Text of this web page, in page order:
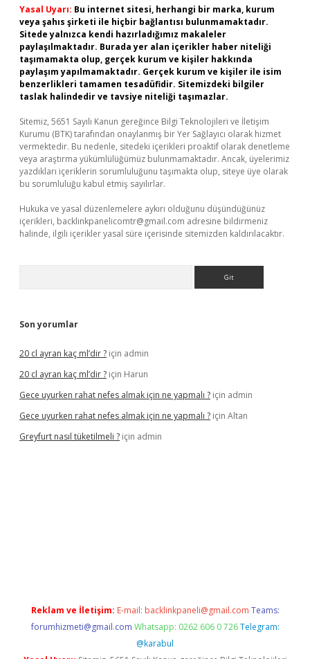
Yasal Uyarı: Bu internet sitesi, herhangi bir marka, kurum
veya şahıs şirketi ile hiçbir bağlantısı bulunmamaktadır.
Sitede yalnızca kendi hazırladığımız makaleler
paylaşılmaktadır. Burada yer alan içerikler haber niteliği
taşımamakta olup, gerçek kurum ve kişiler hakkında
paylaşım yapılmamaktadır. Gerçek kurum ve kişiler ile isim
benzerlikleri tamamen tesadüfidir. Sitemizdeki bilgiler
taslak halindedir ve tavsiye niteliği taşımazlar.
Sitemiz, 5651 Sayılı Kanun gereğince Bilgi Teknolojileri ve İletişim
Kurumu (BTK) tarafından onaylanmış bir Yer Sağlayıcı olarak hizmet
vermektedir. Bu nedenle, sitedeki içerikleri proaktif olarak denetleme
veya araştırma yükümlülüğümüz bulunmamaktadır. Ancak, üyelerimiz
yazdıkları içeriklerin sorumluluğunu taşımakta olup, siteye üye olarak
bu sorumluluğu kabul etmiş sayılırlar.
Hukuka ve yasal düzenlemelere aykırı olduğunu düşündüğünüz
içerikleri, backlinkpanelicomtr@gmail.com adresine bildirmeniz
halinde, ilgili içerikler yasal süre içerisinde sitemizden kaldırılacaktır.
Son yorumlar
20 cl ayran kaç ml’dir ? için admin
20 cl ayran kaç ml’dir ? için Harun
Gece uyurken rahat nefes almak için ne yapmalı ? için admin
Gece uyurken rahat nefes almak için ne yapmalı ? için Altan
Greyfurt nasıl tüketilmeli ? için admin
Reklam ve İletişim: E-mail: backlinkpaneli@gmail.com Teams:
forumhizmeti@gmail.com Whatsapp: 0262 606 0 726 Telegram:
@karabul